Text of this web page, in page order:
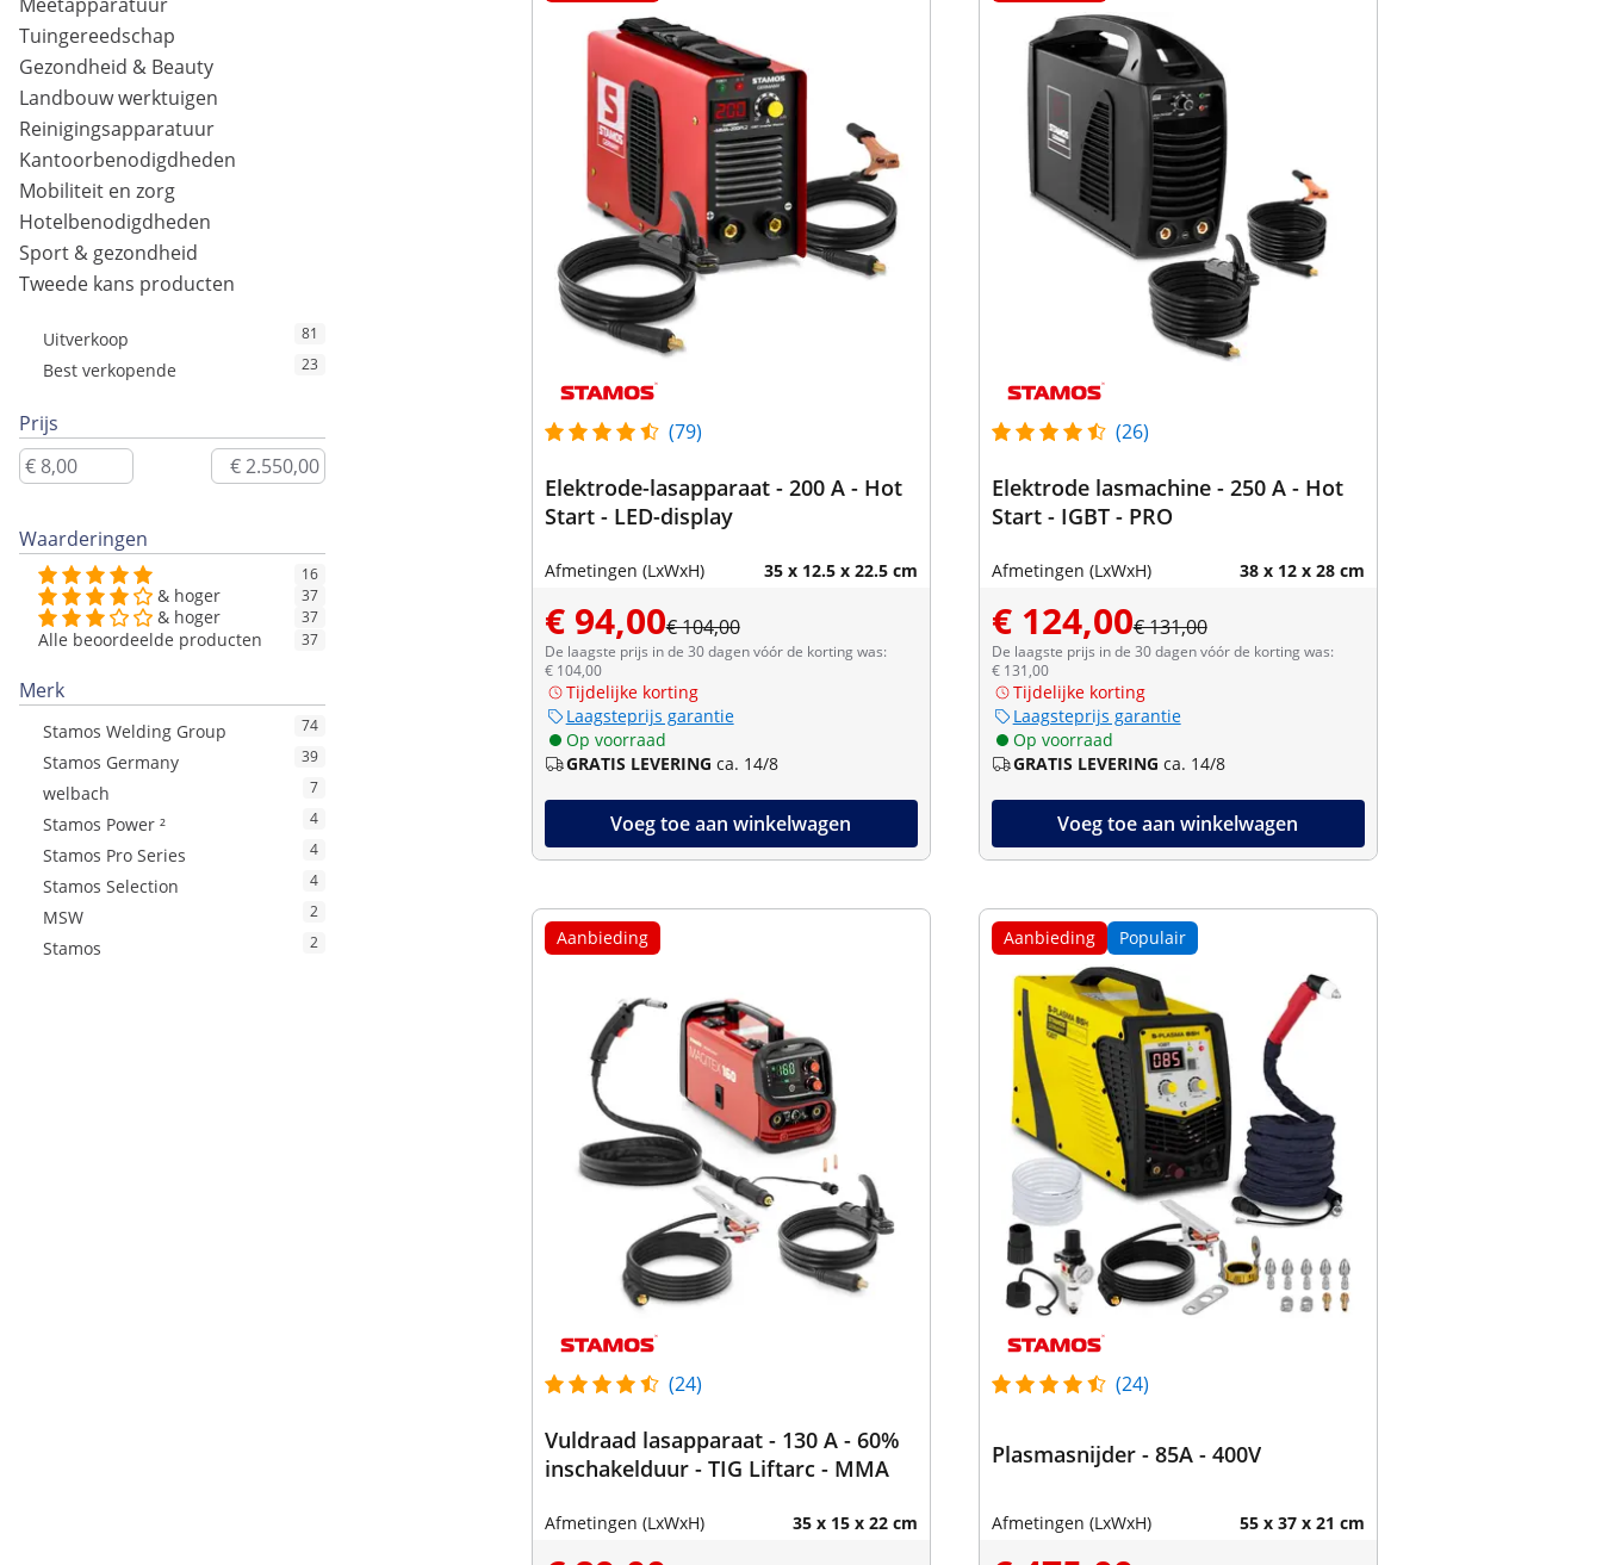
Tuingereedschap
Gezondheid & Beauty
Landbouw werktuigen
Reinigingsapparatuur
Kantoorbenodigdheden
Mobiliteit en zorg
Hotelbenodigdheden
Sport & gezondheid
Tweede kans producten
Uitverkoop 81
Best verkopende 23
Prijs
Waarderingen
16
& hoger 37
& hoger 37
Alle beoordeelde producten 37
Merk
Stamos Welding Group 74
Stamos Germany 39
welbach 7
Stamos Power ² 4
Stamos Pro Series 4
Stamos Selection 4
MSW 2
Stamos 2
(79)
Elektrode-lasapparaat - 200 A - Hot
Start - LED-display
Afmetingen (LxWxH) 35 x 12.5 x 22.5 cm
€ 94,00€ 104,00
De laagste prijs in de 30 dagen vóór de korting was:
€ 104,00
Tijdelijke korting
Laagsteprijs garantie
Op voorraad
GRATIS LEVERING ca. 14/8
Voeg toe aan winkelwagen
(26)
Elektrode lasmachine - 250 A - Hot
Start - IGBT - PRO
Afmetingen (LxWxH) 38 x 12 x 28 cm
€ 124,00€ 131,00
De laagste prijs in de 30 dagen vóór de korting was:
€ 131,00
Tijdelijke korting
Laagsteprijs garantie
Op voorraad
GRATIS LEVERING ca. 14/8
Voeg toe aan winkelwagen
Aanbieding
(24)
Vuldraad lasapparaat - 130 A - 60%
inschakelduur - TIG Liftarc - MMA
Afmetingen (LxWxH) 35 x 15 x 22 cm
Aanbieding Populair
(24)
Plasmasnijder - 85A - 400V
Afmetingen (LxWxH) 55 x 37 x 21 cm